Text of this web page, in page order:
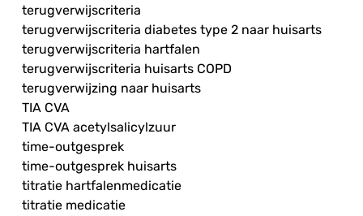
terugverwijscriteria
terugverwijscriteria diabetes type 2 naar huisarts
terugverwijscriteria hartfalen
terugverwijscriteria huisarts COPD
terugverwijzing naar huisarts
TIA CVA
TIA CVA acetylsalicylzuur
time-outgesprek
time-outgesprek huisarts
titratie hartfalenmedicatie
titratie medicatie